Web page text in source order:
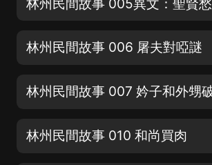
林州民間故事 006 屠夫對啞謎
林州民間故事 010 和尚買肉